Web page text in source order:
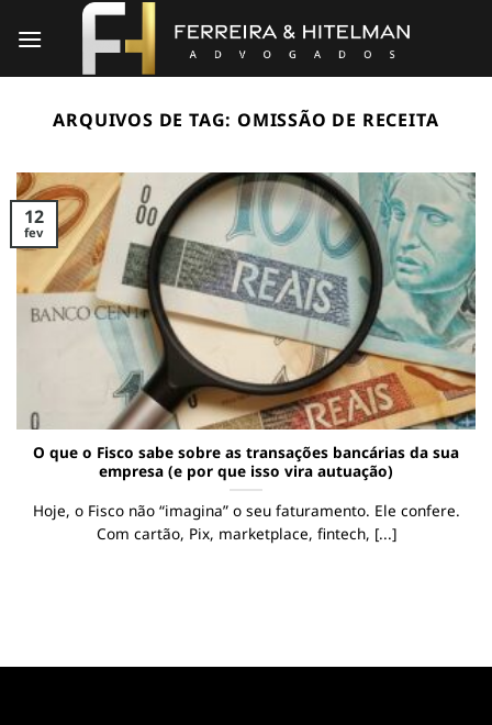
ARQUIVOS DE TAG:OMISSÃO DE RECEITA
O que o Fisco sabe sobre as transações bancárias da sua
empresa (e por que isso vira autuação)
Hoje, o Fisco não “imagina” o seu faturamento. Ele confere.
Com cartão, Pix, marketplace, fintech, [...]
12
fev